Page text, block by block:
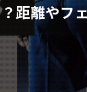
距離やフ